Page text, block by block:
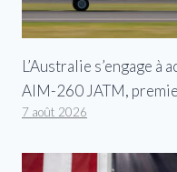
L’Australie s’engage
AIM-260 JATM,
7 août 2026